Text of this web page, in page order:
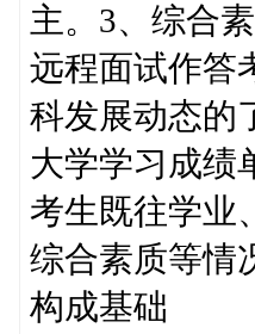
主。3、综合
远程面试作答
科发展动态的
大学学习成绩
考生既往学业
综合素质等情
构成基础